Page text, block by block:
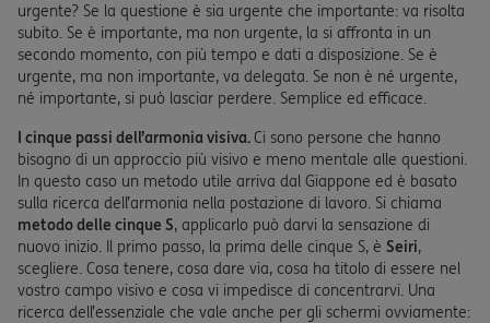
urgente? Se la questione è sia urgente che importante: va risolta
subito. Se è importante, ma non urgente, la si affronta in un
secondo momento, con più tempo e dati a disposizione. Se è
urgente, ma non importante, va delegata. Se non è né urgente,
né importante, si può lasciar perdere. Semplice ed efficace.
I cinque passi dell’armonia visiva.Ci sono persone che hanno
bisogno di un approccio più visivo e meno mentale alle questioni.
In questo caso un metodo utile arriva dal Giappone ed è basato
sulla ricerca dell’armonia nella postazione di lavoro. Si chiama
metodo delle cinque S, applicarlo può darvi la sensazione di
nuovo inizio. Il primo passo, la prima delle cinque S, è Seiri,
scegliere. Cosa tenere, cosa dare via, cosa ha titolo di essere nel
vostro campo visivo e cosa vi impedisce di concentrarvi. Una
ricerca dell’essenziale che vale anche per gli schermi ovviamente: